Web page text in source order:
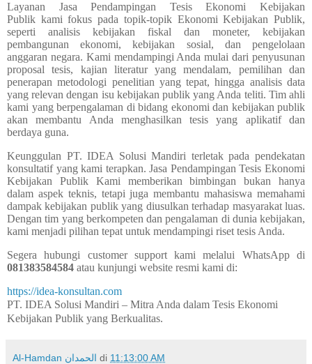
Layanan Jasa Pendampingan Tesis Ekonomi Kebijakan
Publik kami fokus pada topik-topik Ekonomi Kebijakan Publik,
seperti analisis kebijakan fiskal dan moneter, kebijakan
pembangunan ekonomi, kebijakan sosial, dan pengelolaan
anggaran negara. Kami mendampingi Anda mulai dari penyusunan
proposal tesis, kajian literatur yang mendalam, pemilihan dan
penerapan metodologi penelitian yang tepat, hingga analisis data
yang relevan dengan isu kebijakan publik yang Anda teliti. Tim ahli
kami yang berpengalaman di bidang ekonomi dan kebijakan publik
akan membantu Anda menghasilkan tesis yang aplikatif dan
berdaya guna.
Keunggulan PT. IDEA Solusi Mandiri terletak pada pendekatan
konsultatif yang kami terapkan.Jasa Pendampingan Tesis Ekonomi
Kebijakan Publik Kami memberikan bimbingan bukan hanya
dalam aspek teknis, tetapi juga membantu mahasiswa memahami
dampak kebijakan publik yang diusulkan terhadap masyarakat luas.
Dengan tim yang berkompeten dan pengalaman di dunia kebijakan,
kami menjadi pilihan tepat untuk mendampingi riset tesis Anda.
Segera hubungi customer support kami melalui WhatsApp di
081383584584 atau kunjungi website resmi kami di:
https://idea-konsultan.com
PT. IDEA Solusi Mandiri – Mitra Anda dalam Tesis Ekonomi
Kebijakan Publik yang Berkualitas.
Al-Hamdan الحمدان di 11:13:00 AM